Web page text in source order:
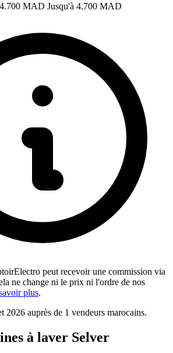
4.700 MAD Jusqu'à 4.700 MAD
peut recevoir une commission via
ne change ni le prix ni l'ordre de nos
plus.
auprès de 1 vendeurs marocains.
à laver Selver